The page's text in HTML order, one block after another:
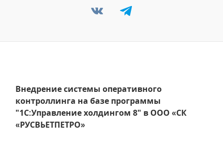
Внедрение системы оперативного
контроллинга на базе программы
"1С:Управление холдингом 8" в ООО «СК
«РУСВЬЕТПЕТРО»